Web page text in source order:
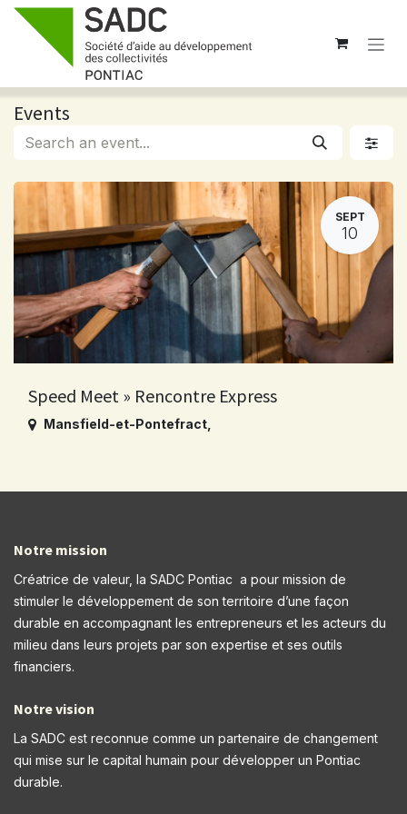
Skip to Content
Events
SEPT
10
Speed Meet » Rencontre Express
Mansfield-et-Pontefract
Notre mission
Créatrice de valeur, la SADC Pontiac a pour mission de
stimuler le développement de son territoire d’une façon
durable en accompagnant les entrepreneurs et les acteurs du
milieu dans leurs projets par son expertise et ses outils
financiers.
Notre vision
La SADC est reconnue comme un partenaire de changement
qui mise sur le capital humain pour développer un Pontiac
durable.